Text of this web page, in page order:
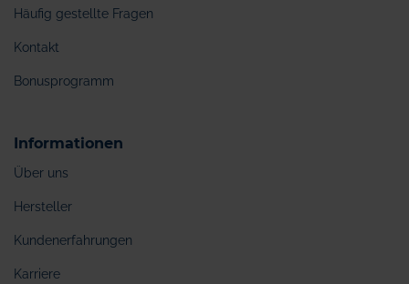
Häufig gestellte Fragen
Kontakt
Bonusprogramm
Informationen
Über uns
Hersteller
Kundenerfahrungen
Karriere